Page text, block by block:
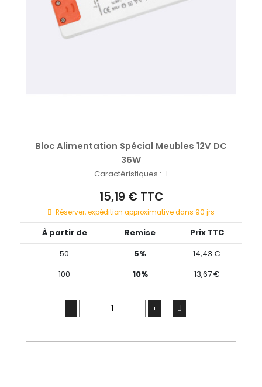
Bloc Alimentation Spécial Meubles 12V DC
36W
Caractéristiques :
15,19 € TTC
Réserver, expédition approximative dans 90 jrs
À partir de Remise
Prix TTC
50
5%
14,43 €
100
10% 13,67 €
- +